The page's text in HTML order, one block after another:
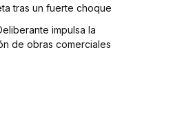
tras un fuerte choque
impulsa la
de obras comerciales